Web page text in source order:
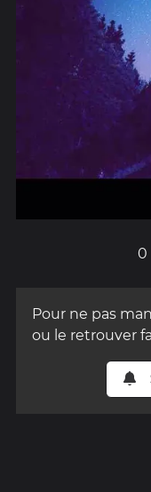
0
Pour ne pas
ou le retrouver